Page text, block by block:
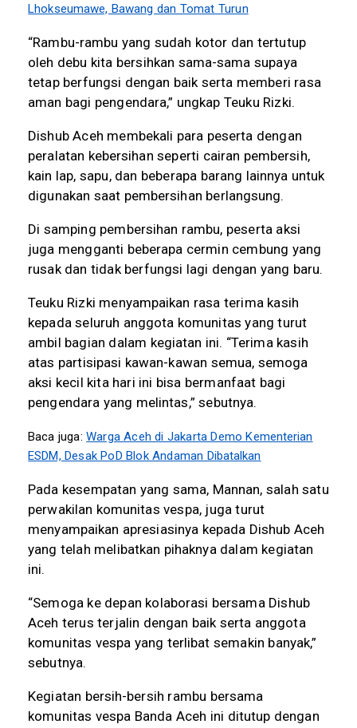
Lhokseumawe, Bawang dan Tomat Turun
“Rambu-rambu yang sudah kotor dan tertutup
oleh debu kita bersihkan sama-sama supaya
tetap berfungsi dengan baik serta memberi rasa
aman bagi pengendara,” ungkap Teuku Rizki.
Dishub Aceh membekali para peserta dengan
peralatan kebersihan seperti cairan pembersih,
kain lap, sapu, dan beberapa barang lainnya untuk
digunakan saat pembersihan berlangsung.
Di samping pembersihan rambu, peserta aksi
juga mengganti beberapa cermin cembung yang
rusak dan tidak berfungsi lagi dengan yang baru.
Teuku Rizki menyampaikan rasa terima kasih
kepada seluruh anggota komunitas yang turut
ambil bagian dalam kegiatan ini. “Terima kasih
atas partisipasi kawan-kawan semua, semoga
aksi kecil kita hari ini bisa bermanfaat bagi
pengendara yang melintas,” sebutnya.
Baca juga: Warga Aceh di Jakarta Demo Kementerian
ESDM, Desak PoD Blok Andaman Dibatalkan
Pada kesempatan yang sama, Mannan, salah satu
perwakilan komunitas vespa, juga turut
menyampaikan apresiasinya kepada Dishub Aceh
yang telah melibatkan pihaknya dalam kegiatan
ini.
“Semoga ke depan kolaborasi bersama Dishub
Aceh terus terjalin dengan baik serta anggota
komunitas vespa yang terlibat semakin banyak,”
sebutnya.
Kegiatan bersih-bersih rambu bersama
komunitas vespa Banda Aceh ini ditutup dengan